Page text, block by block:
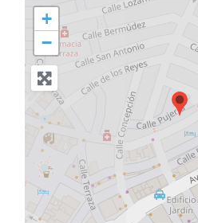
+
−